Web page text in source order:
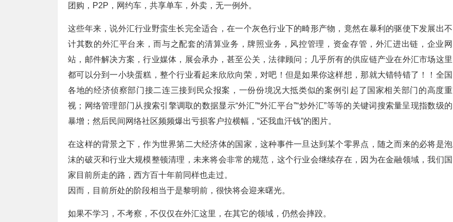
团购，P2P，网约车，共享单车，外卖，无一例外。
这些年来，说外汇行业野蛮生长完全适合，在一个灰色行业下的畸形产物，竟然在暴利的驱使下发展出不
计其数的外汇平台来，而与之配套的清算业务，牌照业务，风控管理，资金存管，外汇进出链，企业网
站，邮件解决方案，行业媒体，展会承办，甚至公关，法律顾问；几乎所有的供应链产业在外汇市场这里
都可以分到一小块蛋糕，整个行业看起来欣欣向荣，对吧！但是如果你这样想，那就大错特错了！！全国
各地的经济侦察部门接二连三接到民众报案，一份份境况大抵类似的案例引起了国家相关部门的高度重
视；网络管理部门从搜索引擎调取的数据显示“外汇”“外汇平台”“炒外汇”等等的关键词搜索量呈现指数级的
暴增；然后民间网络社区频频爆出亏损客户拉横幅，“还我血汗钱”的图片。
在这样的背景之下，作为世界第二大经济体的国家，这种事件一旦达到某个零界点，随之而来的必将是泡
沫的破灭和行业大规模整顿清理，未来将会非常的规范，这个行业会继续存在，因为在金融领域，我们国
家目前所走的路，西方百十年前同样也走过。
因而，目前所处的阶段相当于是黎明前，很快将会迎来曙光。
如果不学习，不考察，不仅仅在外汇这里，在其它的领域，仍然会摔跤。